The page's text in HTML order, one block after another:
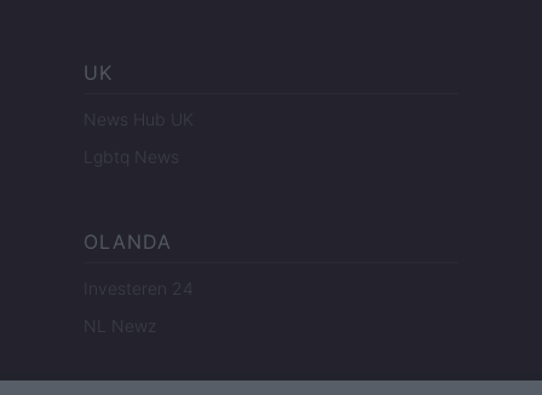
UK
News Hub UK
Lgbtq News
OLANDA
Investeren 24
NL Newz